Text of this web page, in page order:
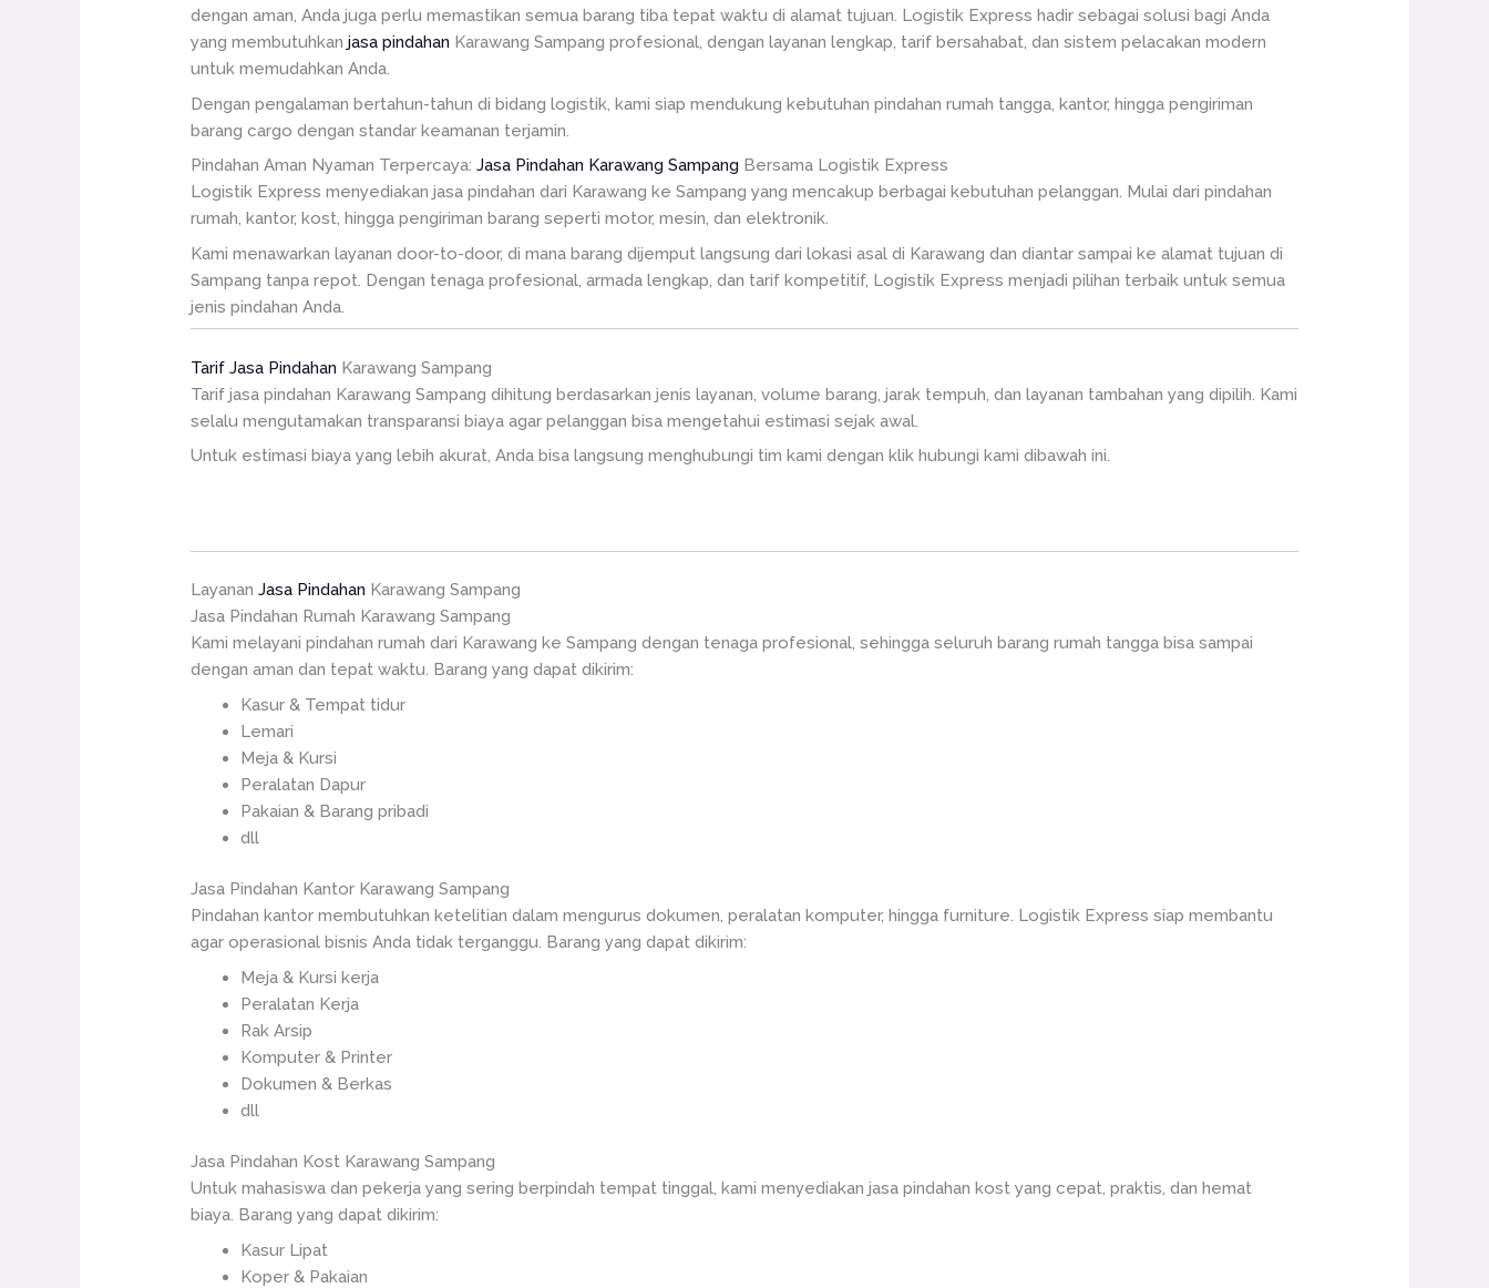
dengan aman, Anda juga perlu memastikan semua barang tiba tepat waktu di alamat tujuan. Logistik Express hadir sebagai solusi bagi Anda
yang membutuhkanjasa pindahan Karawang Sampang profesional, dengan layanan lengkap, tarif bersahabat, dan sistem pelacakan modern
untuk memudahkan Anda.
Dengan pengalaman bertahun-tahun di bidang logistik, kami siap mendukung kebutuhan pindahan rumah tangga, kantor, hingga pengiriman
barang cargo dengan standar keamanan terjamin.
Pindahan Aman Nyaman Terpercaya:Jasa Pindahan Karawang Sampang Bersama Logistik Express
Logistik Express menyediakan jasa pindahan dari Karawang ke Sampang yang mencakup berbagai kebutuhan pelanggan. Mulai dari pindahan
rumah, kantor, kost, hingga pengiriman barang seperti motor, mesin, dan elektronik.
Kami menawarkan layanan door-to-door, di mana barang dijemput langsung dari lokasi asal di Karawang dan diantar sampai ke alamat tujuan di
Sampang tanpa repot. Dengan tenaga profesional, armada lengkap, dan tarif kompetitif, Logistik Express menjadi pilihan terbaik untuk semua
jenis pindahan Anda.
Tarif Jasa Pindahan Karawang Sampang
Tarif jasa pindahan Karawang Sampang dihitung berdasarkan jenis layanan, volume barang, jarak tempuh, dan layanan tambahan yang dipilih. Kami
selalu mengutamakan transparansi biaya agar pelanggan bisa mengetahui estimasi sejak awal.
Untuk estimasi biaya yang lebih akurat, Anda bisa langsung menghubungi tim kami dengan klik hubungi kami dibawah ini.
LayananJasa Pindahan Karawang Sampang
Jasa Pindahan Rumah Karawang Sampang
Kami melayani pindahan rumah dari Karawang ke Sampang dengan tenaga profesional, sehingga seluruh barang rumah tangga bisa sampai
dengan aman dan tepat waktu. Barang yang dapat dikirim:
Kasur & Tempat tidur
Lemari
Meja & Kursi
Peralatan Dapur
Pakaian & Barang pribadi
dll
Jasa Pindahan Kantor Karawang Sampang
Pindahan kantor membutuhkan ketelitian dalam mengurus dokumen, peralatan komputer, hingga furniture. Logistik Express siap membantu
agar operasional bisnis Anda tidak terganggu. Barang yang dapat dikirim:
Meja & Kursi kerja
Peralatan Kerja
Rak Arsip
Komputer & Printer
Dokumen & Berkas
dll
Jasa Pindahan Kost Karawang Sampang
Untuk mahasiswa dan pekerja yang sering berpindah tempat tinggal, kami menyediakan jasa pindahan kost yang cepat, praktis, dan hemat
biaya. Barang yang dapat dikirim:
Kasur Lipat
Koper & Pakaian